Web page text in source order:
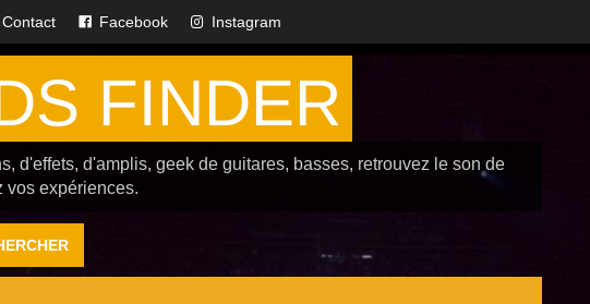
Contact Facebook Instagram
FINDER
d'effets, d'amplis, geek de guitares, basses, retrouvez le son de
vos expériences.